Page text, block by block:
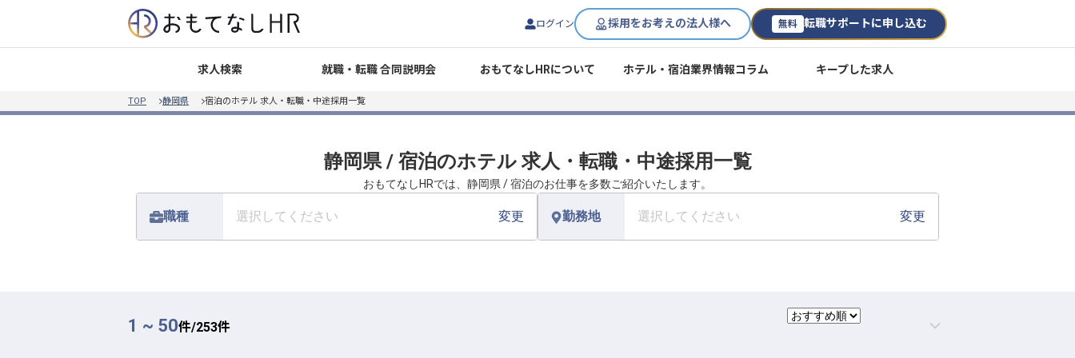
ログイン 採用をお考えの法人様へ 無料 転職サポートに申し込む
求人検索 就職・転職 合同説明会 おもてなしHRについて ホテル・宿泊業界情報コラム キープした求人
TOP 静岡県 宿泊のホテル 求人・転職・中途採用一覧
静岡県 / 宿泊のホテル 求人・転職・中途採用一覧
おもてなしHRでは、静岡県 / 宿泊のお仕事を多数ご紹介いたします。
職種 選択してください 変更 勤務地 選択してください 変更
1 ~ 50件/253件